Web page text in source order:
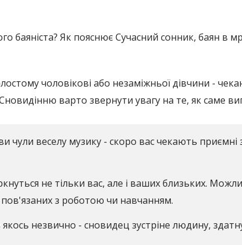
баяніста? Як пояснює Сучасний сонник, баян в
чоловікові або незаміжньої дівчини -
варто звернути увагу на те, як саме
веселу музику - скоро вас чекають приємні
не тільки вас, але і ваших близьких.
з роботою чи навчанням.
незвично - сновидец зустріне людину,